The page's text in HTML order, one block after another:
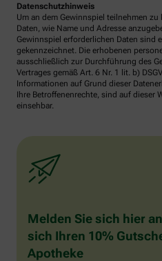
Datenschutzhinweis
Um an dem Gewinnspiel teilnehmen
Daten, wie Name und Adresse
Gewinnspiel erforderlichen Daten sind
gekennzeichnet. Die erhobenen
ausschließlich zur Durchführung des
Vertrages gemäß Art. 6 Nr. 1 lit. b)
Informationen auf Grund dieser
Ihre Betroffenenrechte, sind auf dieser
einsehbar.
Melden Sie sich hier
sich Ihren 10%
Apotheke